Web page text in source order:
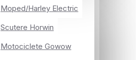
Moped/Harley Electric
Scutere Horwin
Motociclete Gowow